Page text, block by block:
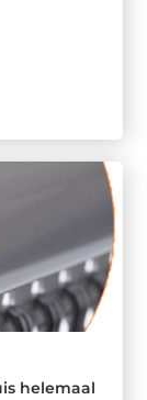
helemaal